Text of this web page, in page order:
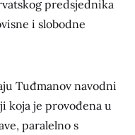
predsjednika
i slobodne
Tuđmanov navodni
koja je provođena u
paralelno s